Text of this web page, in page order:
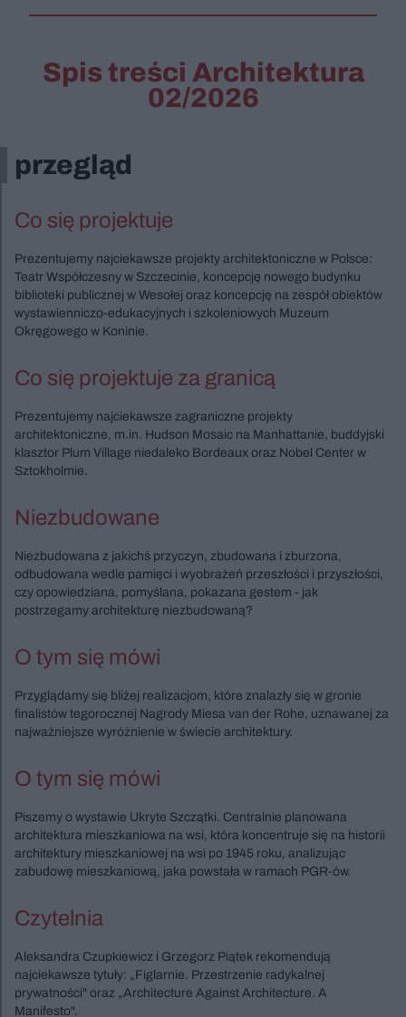
Spis treści Architektura
02/2026
przegląd
Co się projektuje
Prezentujemy najciekawsze projekty architektoniczne w Polsce:
Teatr Współczesny w Szczecinie, koncepcję nowego budynku
biblioteki publicznej w Wesołej oraz koncepcję na zespół obiektów
wystawienniczo-edukacyjnych i szkoleniowych Muzeum
Okręgowego w Koninie.
Co się projektuje za granicą
Prezentujemy najciekawsze zagraniczne projekty
architektoniczne, m.in. Hudson Mosaic na Manhattanie, buddyjski
klasztor Plum Village niedaleko Bordeaux oraz Nobel Center w
Sztokholmie.
Niezbudowane
Niezbudowana z jakichś przyczyn, zbudowana i zburzona,
odbudowana wedle pamięci i wyobrażeń przeszłości i przyszłości,
czy opowiedziana, pomyślana, pokazana gestem - jak
postrzegamy architekturę niezbudowaną?
O tym się mówi
Przyglądamy się bliżej realizacjom, które znalazły się w gronie
finalistów tegorocznej Nagrody Miesa van der Rohe, uznawanej za
najważniejsze wyróżnienie w świecie architektury.
O tym się mówi
Piszemy o wystawie Ukryte Szczątki. Centralnie planowana
architektura mieszkaniowa na wsi, która koncentruje się na historii
architektury mieszkaniowej na wsi po 1945 roku, analizując
zabudowę mieszkaniową, jaka powstała w ramach PGR-ów.
Czytelnia
Aleksandra Czupkiewicz i Grzegorz Piątek rekomendują
najciekawsze tytuły: „Figlarnie. Przestrzenie radykalnej
prywatności" oraz „Architecture Against Architecture. A
Manifesto".